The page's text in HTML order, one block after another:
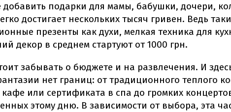
добавить подарки для мамы, бабушки, дочери,
достигает нескольких тысяч гривен. Ведь
презенты как духи, мелкая техника для
декор в среднем стартуют от 1000 грн.
забывать о бюджете и на развлечения. И
нет границ: от традиционного теплого
или сертификата в спа до громких
этому дню. В зависимости от выбора, эта